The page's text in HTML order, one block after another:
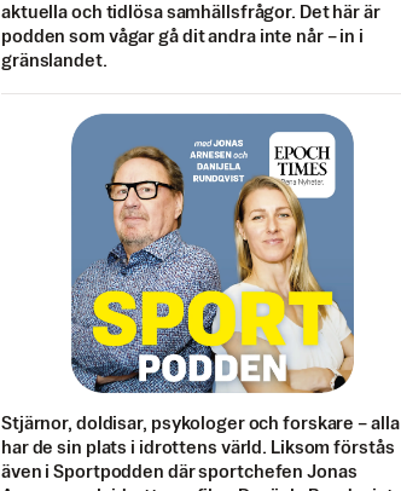
aktuella och tidlösa samhällsfrågor. Det här är
podden som vågar gå dit andra inte når – in i
gränslandet.
Stjärnor, doldisar, psykologer och forskare – alla
har de sin plats i idrottens värld. Liksom förstås
även i Sportpodden där sportchefen Jonas